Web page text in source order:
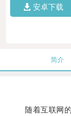
安卓下载
简介
随着互联网的